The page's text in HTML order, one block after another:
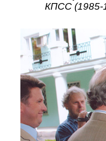
КПСС (1985-